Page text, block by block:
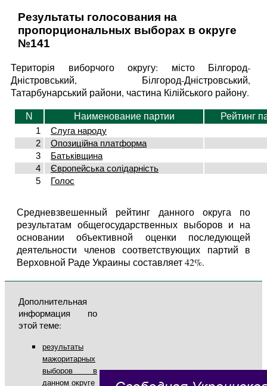
Результаты голосования на
пропорциональных выборах в округе
№141
Територія виборчого округу: місто Білгород-
Дністровський, Білгород-Дністровський,
Татарбунарський райони, частина Кілійського району.
N Наименование партии
Рейтинг
1
Слуга народу
2
Опозиційна платформа
3
Батьківщина
4
Європейська солідарність
5
Голос
Средневзвешенный рейтинг данного округа по
результатам общегосударственных выборов и на
основании объективной оценки последующей
деятельности членов соответствующих партий в
Верховной Раде Украины составляет 42%.
Дополнительная
информация по
этой теме:
результаты
мажоритарных
выборов в
данном округе